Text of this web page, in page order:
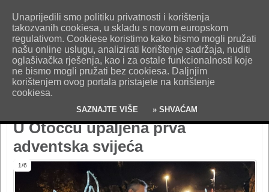
O nama Kontakt Oglašavanje Impresum
Uvjeti korištenja
Pošaljite nam vijest!
U Otočcu upaljena prva
adventska svijeća
1/6
Unaprijedili smo politiku privatnosti i korištenja
takozvanih cookiesa, u skladu s novom europskom
regulativom. Cookiese koristimo kako bismo mogli pružati
našu online uslugu, analizirati korištenje sadržaja, nuditi
oglašivačka rješenja, kao i za ostale funkcionalnosti koje
ne bismo mogli pružati bez cookiesa. Daljnjim
korištenjem ovog portala pristajete na korištenje
cookiesa.
SAZNAJTE VIŠE » SHVAĆAM